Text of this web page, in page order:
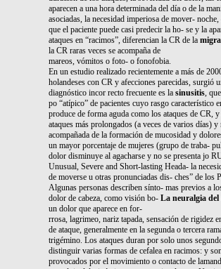
aparecen a una hora determinada del día o de la
asociadas, la necesidad imperiosa de mover-
que el paciente puede casi predecir la ho- se y la
ataques en “racimos”, diferencian la CR de la
la CR raras veces se acompaña de
mareos, vómitos o foto- o fonofobia.
En un estudio realizado recientemente a más de
holandeses con CR y afecciones parecidas, surgió
diagnóstico incor recto frecuente es la sinusitis,
po “atípico” de pacientes cuyo rasgo característico
produce de forma aguda como los ataques de CR,
ataques más prolongados (a veces de varios días) y
acompañada de la formación de mucosidad y
un mayor porcentaje de mujeres (grupo de traba-
dolor disminuye al agacharse y no se presenta jo
Unusual, Severe and Short-lasting Heada- la
de moverse u otras pronunciadas dis- ches” de los
Algunas personas describen sínto- mas previos a
dolor de cabeza, como visión bo- La neuralgia
un dolor que aparece en for-
rrosa, lagrimeo, nariz tapada, sensación de rigidez
de ataque, generalmente en la segunda o tercera
trigémino. Los ataques duran por solo unos
distinguir varias formas de cefalea en racimos: y
provocados por el movimiento o contacto de